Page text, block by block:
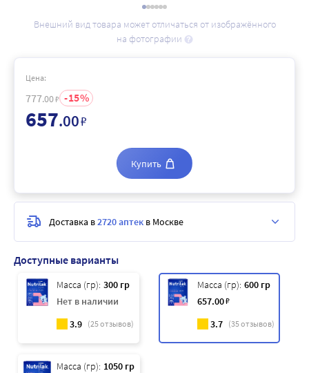
Внешний вид товара может отличаться от изображённого
на фотографии
Доступные варианты
Масса (гр): 300 гр
Нет в наличии
3.9 (25отзывов)
Масса (гр): 600 гр
657.00₽
3.7 (35отзывов)
Масса (гр): 1050 гр
Цена:
777.00₽ 15
657.00₽
Купить
Доставка в2720 аптек в Москве